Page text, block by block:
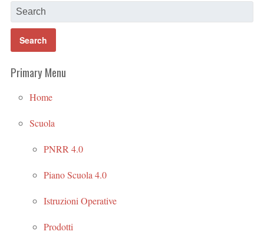
Primary Menu
Home
Scuola
PNRR 4.0
Piano Scuola 4.0
Istruzioni Operative
Prodotti